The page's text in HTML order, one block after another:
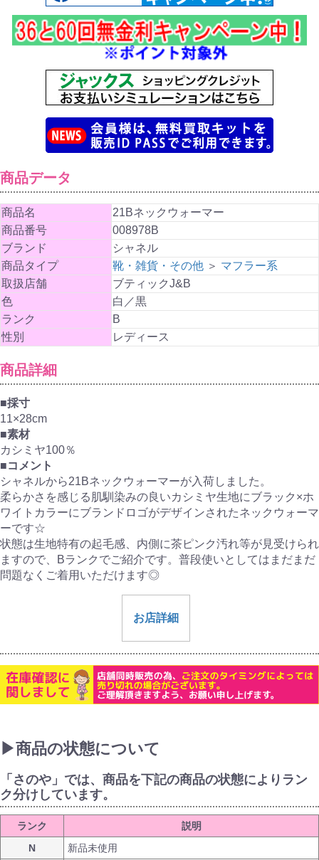
商品データ
商品名
21Bネックウォーマー
商品番号
008978B
ブランド
シャネル
商品タイプ
靴・雑貨・その他 ＞ マフラー系
取扱店舗
ブティックJ&B
色
白／黒
ランク
B
性別
レディース
商品詳細
■採寸
11×28cm
■素材
カシミヤ100％
■コメント
シャネルから21Bネックウォーマーが入荷しました。
柔らかさを感じる肌馴染みの良いカシミヤ生地にブラック×ホ
ワイトカラーにブランドロゴがデザインされたネックウォーマ
ーです☆
状態は生地特有の起毛感、内側に茶ピンク汚れ等が見受けられ
ますので、Bランクでご紹介です。普段使いとしてはまだまだ
問題なくご着用いただけます◎
お店詳細
▶商品の状態について
「さのや」では、商品を下記の商品の状態によりラン
ク分けしています。
ランク
説明
N
新品未使用